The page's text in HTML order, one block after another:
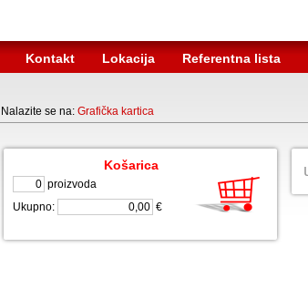
Kontakt Lokacija Referentna lista
Nalazite se na: Grafička kartica
Košarica
proizvoda
Ukupno:
€